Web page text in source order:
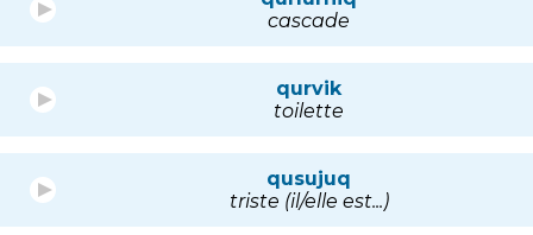
cascade
qurvik
toilette
qusujuq
triste (il/elle est...)